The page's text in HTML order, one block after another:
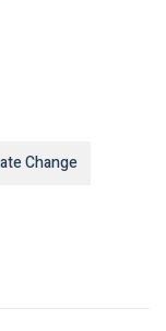
Change